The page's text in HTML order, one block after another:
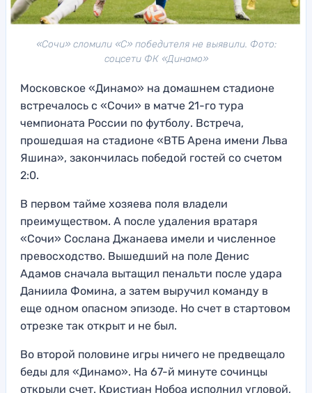
«Сочи» сломили «С» победителя не выявили. Фото:
соцсети ФК «Динамо»
Московское «Динамо» на домашнем стадионе
встречалось с «Сочи» в матче 21-го тура
чемпионата России по футболу. Встреча,
прошедшая на стадионе «ВТБ Арена имени Льва
Яшина», закончилась победой гостей со счетом
2:0.
В первом тайме хозяева поля владели
преимуществом. А после удаления вратаря
«Сочи» Сослана Джанаева имели и численное
превосходство. Вышедший на поле Денис
Адамов сначала вытащил пенальти после удара
Даниила Фомина, а затем выручил команду в
еще одном опасном эпизоде. Но счет в стартовом
отрезке так открыт и не был.
Во второй половине игры ничего не предвещало
беды для «Динамо». На 67-й минуте сочинцы
открыли счет. Кристиан Нобоа исполнил угловой,